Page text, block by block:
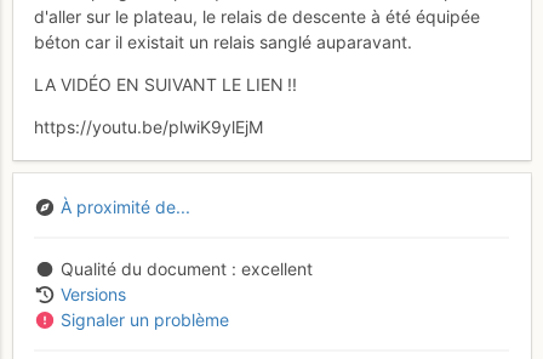
d'aller sur le plateau, le relais de descente à été équipée
béton car il existait un relais sanglé auparavant.
LA VIDÉO EN SUIVANT LE LIEN !!
https://youtu.be/plwiK9ylEjM
À proximité de...
Qualité du document
excellent
Versions
Signaler un problème